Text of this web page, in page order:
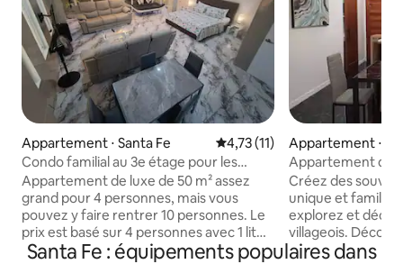
Appartement ⋅ Santa Fe Évaluation moyenne sur la
4,73 (11)
Condo familial au 3e étage pour les
amateurs d'étoiles
Appartement de luxe de 50 m² assez
grand pour 4 personnes, mais vous
pouvez y faire rentrer 10 personnes. Le
prix est basé sur 4 personnes avec 1 lit
King Size. 1 canapé-lit pliant. 2 grands
Appartement ⋅
Appartement de
dans un village
Créez des
unique et
explorez et
villageois. Découvrez les belles plages en
faisant le tour des
Santa Fe : équipements populaires dans